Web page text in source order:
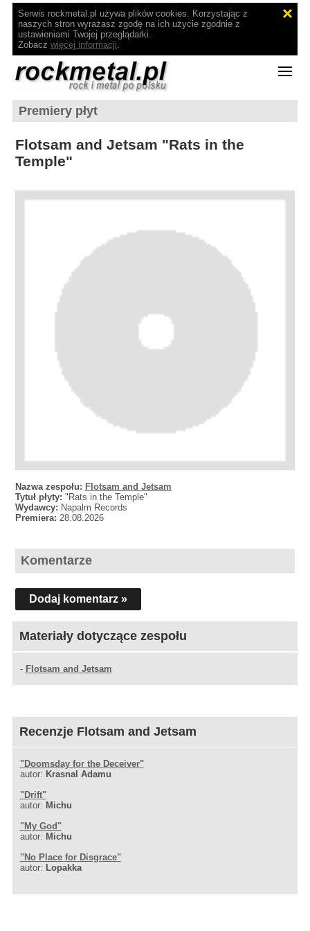
Serwis rockmetal.pl używa plików cookies. Korzystając z
naszych stron wyrażasz zgodę na ich użycie zgodnie z
ustawieniami Twojej przeglądarki.
Zobacz więcej informacji.
Premiery płyt
Flotsam and Jetsam "Rats in the
Temple"
Nazwa zespołu: Flotsam and Jetsam
Tytuł płyty: "Rats in the Temple"
Wydawcy: Napalm Records
Premiera: 28.08.2026
Komentarze
Dodaj komentarz »
Materiały dotyczące zespołu
- Flotsam and Jetsam
Recenzje Flotsam and Jetsam
"Doomsday for the Deceiver"
autor: Krasnal Adamu
"Drift"
autor: Michu
"My God "
autor: Michu
"No Place for Disgrace"
autor: Lopakka